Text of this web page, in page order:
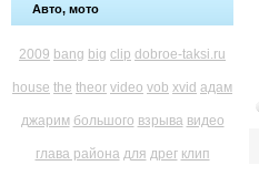
Авто, мото
2009 bang big clip dobroe-taksi.ru
house the theor video vob xvid адам
джарим большого взрыва видео
глава района для дрег клип